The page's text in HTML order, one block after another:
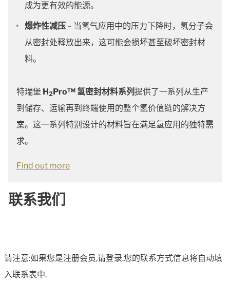
成为更有效的能源。
爆炸性减压 – 当氢气应用中的压力下降时，氢分子会
从密封处释放出来，这可能会损坏甚至破坏密封材
料。
特瑞堡 H2Pro™ 氢密封材料系列 提供了一系列从生产
到储存、运输再到终端使用的整个氢价值链的解决方
案。这一系列特别设计的材料旨在满足氢应用的独特需
求。
Find out more
联系我们
请注意:如果您是注册会员,请登录.您的联系方式信息将自动填
入联系表中.